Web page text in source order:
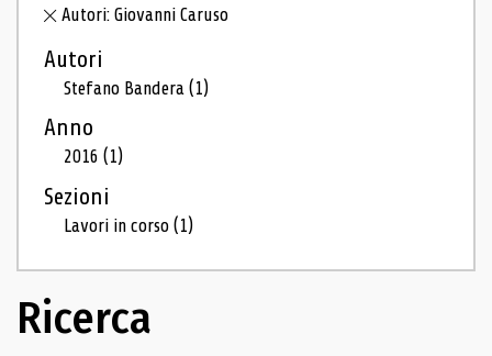
Autori: Giovanni Caruso
Autori
Stefano Bandera(1)
Anno
2016(1)
Sezioni
Lavori in corso(1)
Ricerca